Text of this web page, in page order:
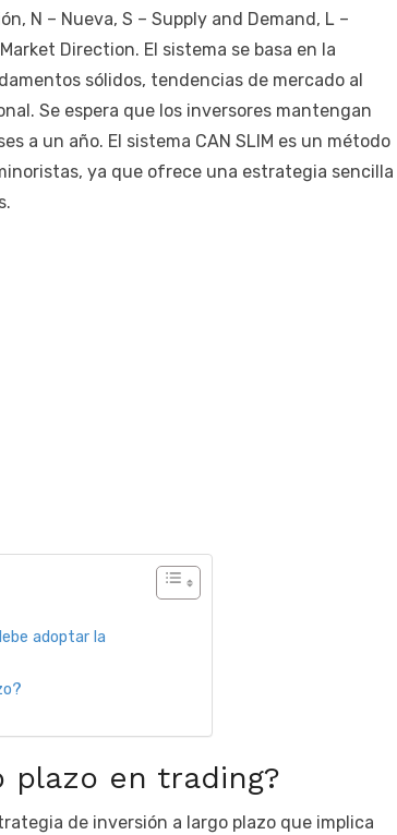
N – Nueva, S – Supply and Demand, L –
Direction. El sistema se basa en la
sólidos, tendencias de mercado al
Se espera que los inversores mantengan
a un año. El sistema CAN SLIM es un método
ya que ofrece una estrategia sencilla
adoptar la
plazo en trading?
de inversión a largo plazo que implica